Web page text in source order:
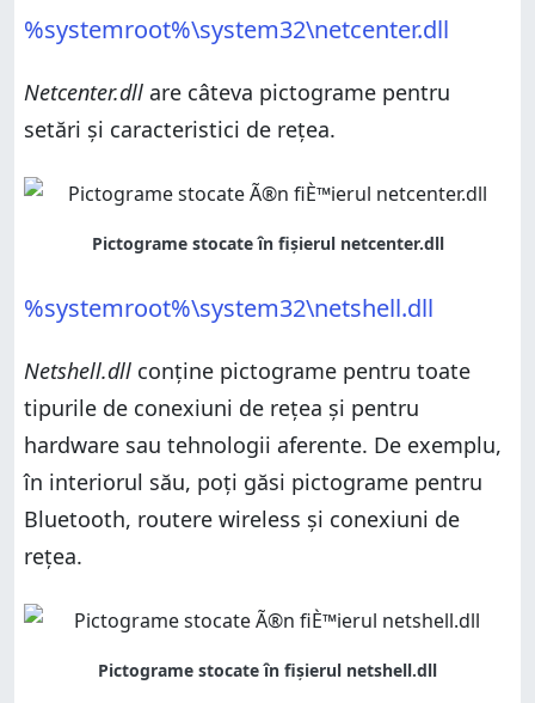
%systemroot%\system32\netcenter.dll
Netcenter.dll are câteva pictograme pentru
setări și caracteristici de rețea.
%systemroot%\system32\netshell.dll
Netshell.dll conține pictograme pentru toate
tipurile de conexiuni de rețea și pentru
hardware sau tehnologii aferente. De exemplu,
în interiorul său, poți găsi pictograme pentru
Bluetooth, routere wireless și conexiuni de
rețea.